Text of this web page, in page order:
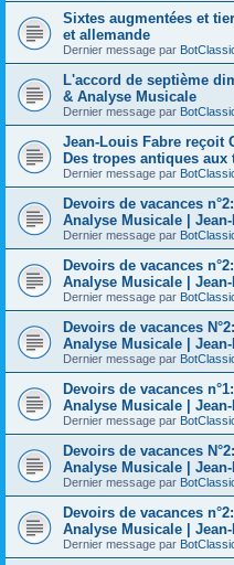
Sixtes augmentées et
et allemande
Dernier message par
L'accord de septième
& Analyse Musicale
Dernier message par
Jean-Louis Fabre reçoit
Des tropes antiques
Dernier message par
Devoirs de vacances
Analyse Musicale |
Dernier message par
Devoirs de vacances
Analyse Musicale |
Dernier message par
Devoirs de vacances
Analyse Musicale |
Dernier message par
Devoirs de vacances
Analyse Musicale |
Dernier message par
Devoirs de vacances
Analyse Musicale |
Dernier message par
Devoirs de vacances
Analyse Musicale |
Dernier message par